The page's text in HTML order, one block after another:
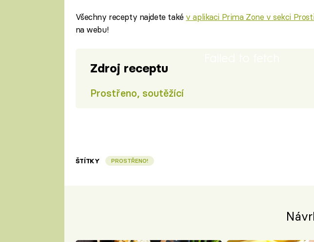
Všechny recepty najdete také v aplikaci Prima Zone v sekci
na webu!
Zdroj receptu
Prostřeno, soutěžící
ŠTÍTKY PROSTŘENO!